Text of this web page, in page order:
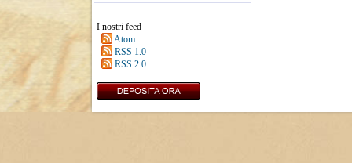
I nostri feed
Atom
RSS 1.0
RSS 2.0